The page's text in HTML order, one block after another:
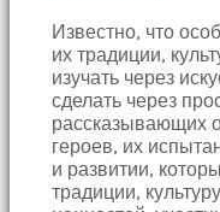
Известно, что
их традиции,
изучать через
сделать через
рассказывающих
героев, их
и развитии,
традиции,